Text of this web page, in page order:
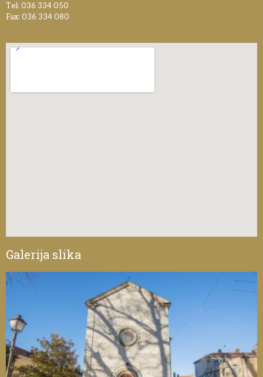
Tel: 036 334 050
Fax: 036 334 080
Galerija slika